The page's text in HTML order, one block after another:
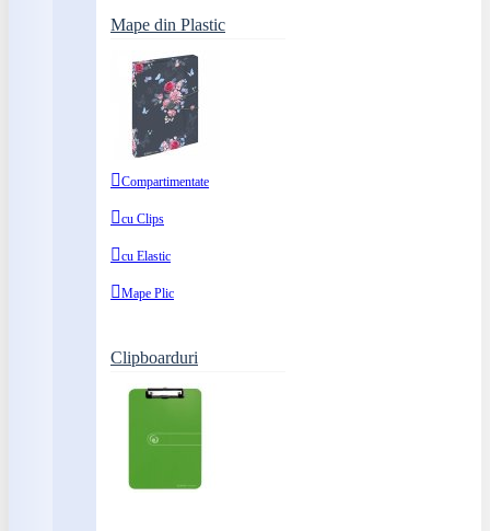
Mape din Plastic
Compartimentate
cu Clips
cu Elastic
Mape Plic
Clipboarduri